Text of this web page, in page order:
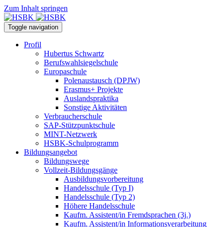
Zum Inhalt springen
Toggle navigation
Profil
Hubertus Schwartz
Berufswahlsiegelschule
Europaschule
Polenaustausch (DPJW)
Erasmus+ Projekte
Auslandspraktika
Sonstige Aktivitäten
Verbraucherschule
SAP-Stützpunktschule
MINT-Netzwerk
HSBK-Schulprogramm
Bildungsangebot
Bildungswege
Vollzeit-Bildungsgänge
Ausbildungsvorbereitung
Handelsschule (Typ I)
Handelsschule (Typ 2)
Höhere Handelsschule
Kaufm. Assistent/in­ Fremdsprachen (3j.)
Kaufm. Assistent/in Informationsverarbeitung